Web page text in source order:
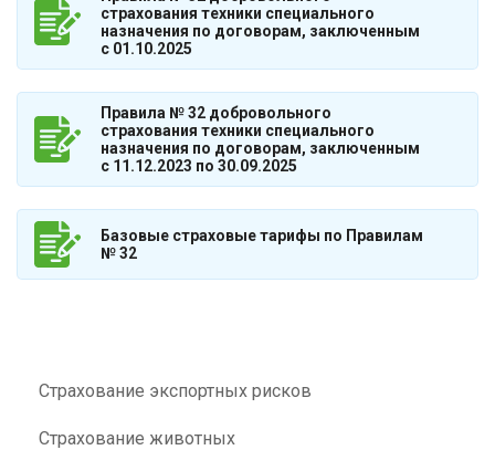
страхования техники специального
назначения по договорам, заключенным
с 01.10.2025
Правила № 32 добровольного
страхования техники специального
назначения по договорам, заключенным
с 11.12.2023 по 30.09.2025
Базовые страховые тарифы по Правилам
№ 32
Страхование экспортных рисков
Страхование животных